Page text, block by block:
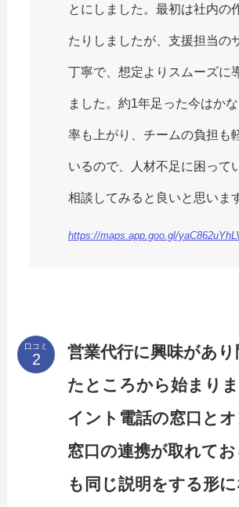
とにしました。最初は社内の
たりしましたが、支援担当の
丁寧で、想定よりスムーズに
ました。約1年足った今はか
率も上がり、チームの負担も
いるので、人材不足に困って
相談してみると良いと思いま
https://maps.app.goo.gl/
口コミ
営業代行に興味があ
たところから始まり
イント電話の窓口と
窓口の連携が取れて
も同じ説明をする形